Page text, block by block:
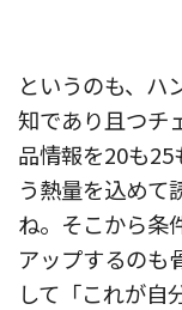
というのも、ハ
知であり且つチ
品情報を20も
う熱量を込めて
ね。そこから条
アップするのも
して「これが自